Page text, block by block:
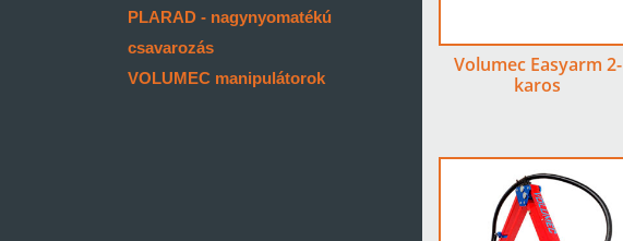
PLARAD - nagynyomatékú
csavarozás
VOLUMEC manipulátorok
Volumec Easyarm 2-
karos